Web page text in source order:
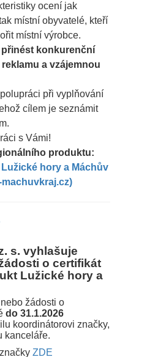
ocení jak
místní obyvatelé, kteří
místní výrobce.
konkurenční
a vzájemnou
při vyplňování
cílem je seznámit
s Vámi!
produktu:
hory a Máchův
s. vyhlašuje
o certifikát
Lužické hory a
žádosti o
do 31.1.2026
koordinátorovi značky,
kanceláře.
ZDE